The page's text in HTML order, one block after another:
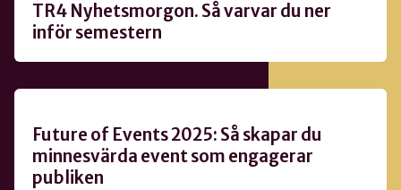
TR4 Nyhetsmorgon. Så varvar du ner
inför semestern
Future of Events 2025: Så skapar du
minnesvärda event som engagerar
publiken